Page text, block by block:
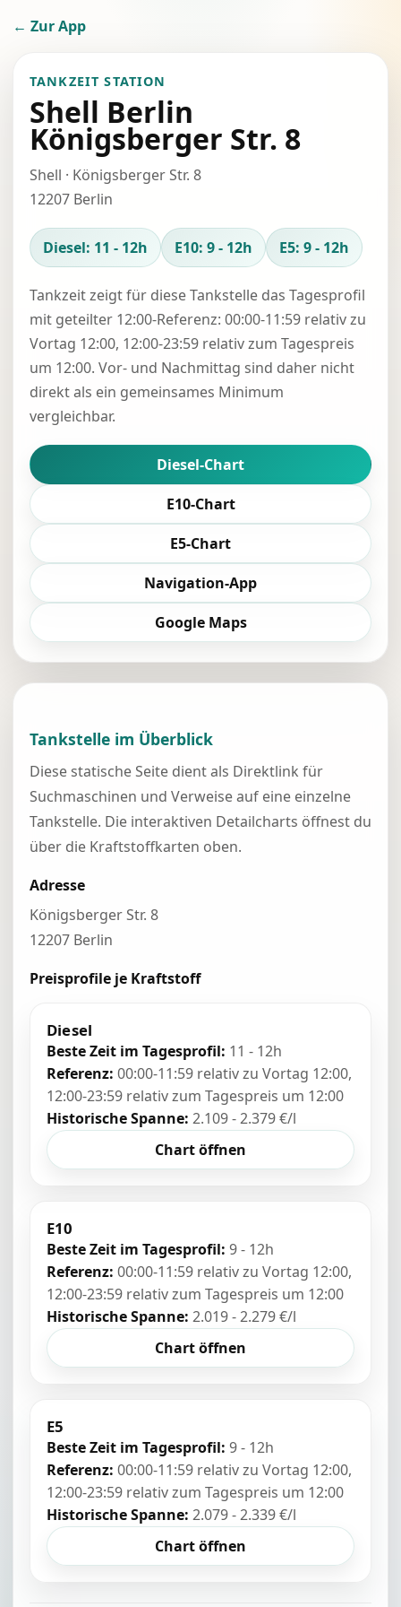
← Zur App
TANKZEIT STATION
Shell Berlin
Königsberger Str. 8
Shell · Königsberger Str. 8
12207 Berlin
Diesel: 11 - 12h E10: 9 - 12h E5: 9 - 12h
Tankzeit zeigt für diese Tankstelle das Tagesprofil
mit geteilter 12:00-Referenz: 00:00-11:59 relativ zu
Vortag 12:00, 12:00-23:59 relativ zum Tagespreis
um 12:00. Vor- und Nachmittag sind daher nicht
direkt als ein gemeinsames Minimum
vergleichbar.
Diesel-Chart
E10-Chart
E5-Chart
Navigation-App
Google Maps
Tankstelle im Überblick
Diese statische Seite dient als Direktlink für
Suchmaschinen und Verweise auf eine einzelne
Tankstelle. Die interaktiven Detailcharts öffnest du
über die Kraftstoffkarten oben.
Adresse
Königsberger Str. 8
12207 Berlin
Preisprofile je Kraftstoff
Diesel
Beste Zeit im Tagesprofil: 11 - 12h
Referenz: 00:00-11:59 relativ zu Vortag 12:00,
12:00-23:59 relativ zum Tagespreis um 12:00
Historische Spanne: 2.109 - 2.379 €/l
Chart öffnen
E10
Beste Zeit im Tagesprofil: 9 - 12h
Referenz: 00:00-11:59 relativ zu Vortag 12:00,
12:00-23:59 relativ zum Tagespreis um 12:00
Historische Spanne: 2.019 - 2.279 €/l
Chart öffnen
E5
Beste Zeit im Tagesprofil: 9 - 12h
Referenz: 00:00-11:59 relativ zu Vortag 12:00,
12:00-23:59 relativ zum Tagespreis um 12:00
Historische Spanne: 2.079 - 2.339 €/l
Chart öffnen